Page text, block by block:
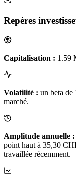
Repères
Capitalisation : 1.59
Volatilité : un beta de
marché.
Amplitude annuelle :
point haut à 35,30
travaillée récemment.